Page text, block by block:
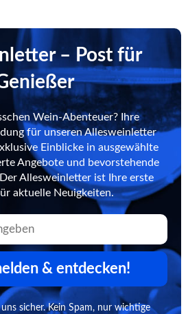
– Post für
Wein-Abenteuer? Ihre
für unseren Allesweinletter
Einblicke in ausgewählte
Angebote und bevorstehende
Allesweinletter ist Ihre erste
aktuelle Neuigkeiten.
& entdecken!
sicher. Kein Spam, nur wichtige